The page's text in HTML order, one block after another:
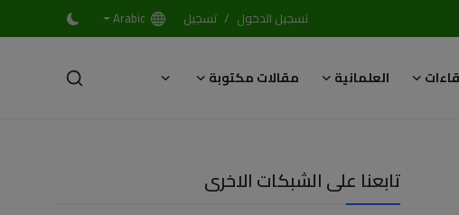
تسجيل الدخول / تسجيل Arabic
العلمانية
مقالات مكتوبة
تابعنا على الشبكات الاخرى